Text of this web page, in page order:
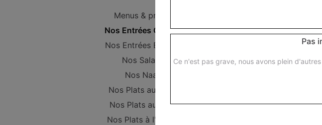
Menus & promos
Nos Entrées Grillades
Nos Entrées Beignets
Nos Salades
Nos Naans
Nos Plats au Poulet
Nos Plats au Boeuf
Nos Plats à l'Agneau
Cuisse de poulet
Pas
Ce n'est pas grave, nous avons plein